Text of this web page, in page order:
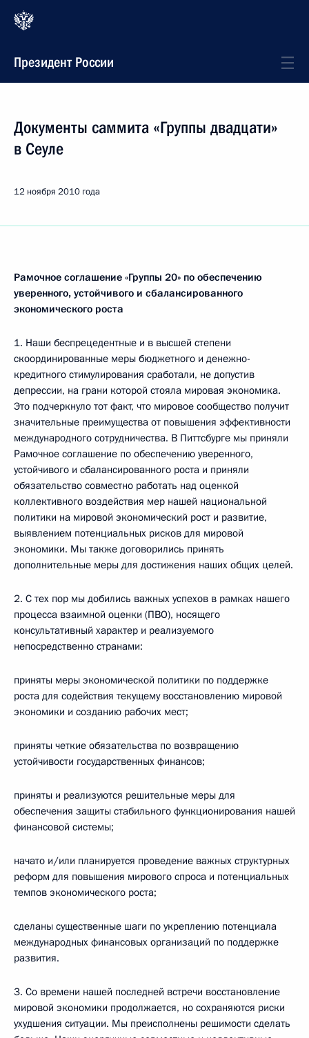
Президент России
Документы саммита «Группы двадцати»
в Сеуле
12 ноября 2010 года
Рамочное соглашение «Группы 20» по обеспечению
уверенного, устойчивого и сбалансированного
экономического роста
1. Наши беспрецедентные и в высшей степени
скоординированные меры бюджетного и денежно-
кредитного стимулирования сработали, не допустив
депрессии, на грани которой стояла мировая экономика.
Это подчеркнуло тот факт, что мировое сообщество получит
значительные преимущества от повышения эффективности
международного сотрудничества. В Питтсбурге мы приняли
Рамочное соглашение по обеспечению уверенного,
устойчивого и сбалансированного роста и приняли
обязательство совместно работать над оценкой
коллективного воздействия мер нашей национальной
политики на мировой экономический рост и развитие,
выявлением потенциальных рисков для мировой
экономики. Мы также договорились принять
дополнительные меры для достижения наших общих целей.
2. С тех пор мы добились важных успехов в рамках нашего
процесса взаимной оценки (ПВО), носящего
консультативный характер и реализуемого
непосредственно странами:
приняты меры экономической политики по поддержке
роста для содействия текущему восстановлению мировой
экономики и созданию рабочих мест;
приняты четкие обязательства по возвращению
устойчивости государственных финансов;
приняты и реализуются решительные меры для
обеспечения защиты стабильного функционирования нашей
финансовой системы;
начато и/или планируется проведение важных структурных
реформ для повышения мирового спроса и потенциальных
темпов экономического роста;
сделаны существенные шаги по укреплению потенциала
международных финансовых организаций по поддержке
развития.
3. Со времени нашей последней встречи восстановление
мировой экономики продолжается, но сохраняются риски
ухудшения ситуации. Мы преисполнены решимости сделать